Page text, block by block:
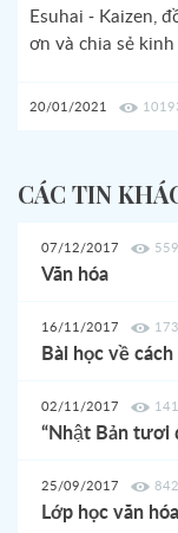
Esuhai - Kaizen,
ơn và chia sẻ
20/01/2021
CÁC TIN
07/12/2017
Văn hóa
16/11/2017
02/11/2017
25/09/2017
Lớp học văn